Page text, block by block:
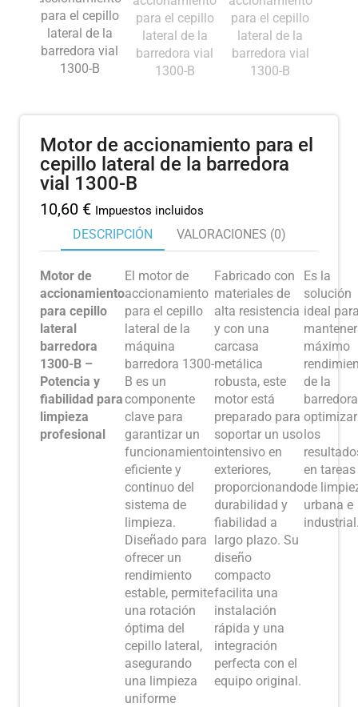
Motor de accionamiento para el
cepillo lateral de la barredora
vial 1300-B
10,60 € Impuestos incluidos
DESCRIPCIÓN VALORACIONES (0)
Motor de
accionamiento
para cepillo
lateral
barredora
1300-B –
Potencia y
fiabilidad para
limpieza
profesional
El motor de
accionamiento
para el cepillo
lateral de la
máquina
barredora 1300-
B es un
componente
clave para
garantizar un
funcionamiento
eficiente y
continuo del
sistema de
limpieza.
Diseñado para
ofrecer un
rendimiento
estable, permite
una rotación
óptima del
cepillo lateral,
asegurando
una limpieza
uniforme
Fabricado con
materiales de
alta resistencia
y con una
carcasa
metálica
robusta, este
motor está
preparado para
soportar un uso
intensivo en
exteriores,
proporcionando
durabilidad y
fiabilidad a
largo plazo. Su
diseño
compacto
facilita una
instalación
rápida y una
integración
perfecta con el
equipo original.
Es la
solución
ideal
máximo
de la
optimizar
los
en tareas
de
urbana e